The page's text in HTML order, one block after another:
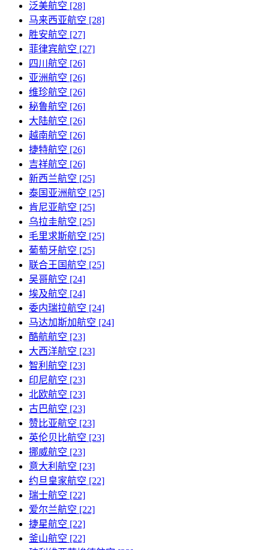
泛美航空 [28]
马来西亚航空 [28]
胜安航空 [27]
菲律宾航空 [27]
四川航空 [26]
亚洲航空 [26]
维珍航空 [26]
秘鲁航空 [26]
大陆航空 [26]
越南航空 [26]
捷特航空 [26]
吉祥航空 [26]
新西兰航空 [25]
泰国亚洲航空 [25]
肯尼亚航空 [25]
乌拉圭航空 [25]
毛里求斯航空 [25]
葡萄牙航空 [25]
联合王国航空 [25]
吴哥航空 [24]
埃及航空 [24]
委内瑞拉航空 [24]
马达加斯加航空 [24]
酷航航空 [23]
大西洋航空 [23]
智利航空 [23]
印尼航空 [23]
北欧航空 [23]
古巴航空 [23]
赞比亚航空 [23]
英伦贝比航空 [23]
挪威航空 [23]
意大利航空 [23]
约旦皇家航空 [22]
瑞士航空 [22]
爱尔兰航空 [22]
捷星航空 [22]
釜山航空 [22]